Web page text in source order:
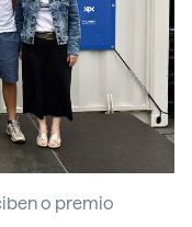
o premio